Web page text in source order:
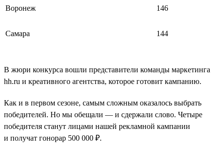
Воронеж 146
Самара 144
В жюри конкурса вошли представители команды маркетинга
hh.ru и креативного агентства, которое готовит кампанию.
Как и в первом сезоне, самым сложным оказалось выбрать
победителей. Но мы обещали — и сдержали слово. Четыре
победителя станут лицами нашей рекламной кампании
и получат гонорар 500 000 ₽.